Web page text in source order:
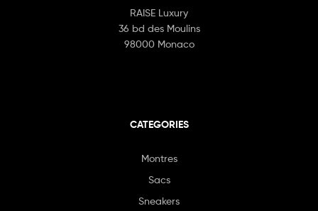
RAISE Luxury
36 bd des Moulins
98000 Monaco
CATEGORIES
Montres
Sacs
Sneakers